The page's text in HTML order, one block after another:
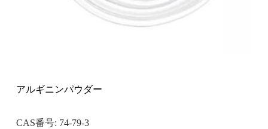
アルギニンパウダー
CAS番号: 74-79-3